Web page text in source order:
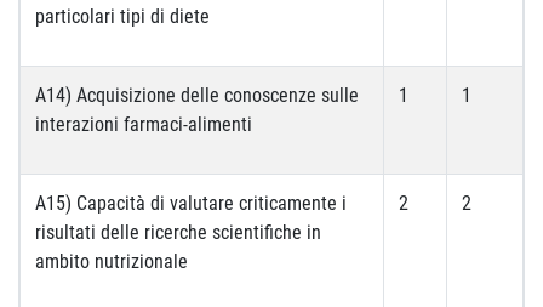
particolari tipi di diete
A14) Acquisizione delle conoscenze sulle
interazioni farmaci-alimenti
1 1
A15) Capacità di valutare criticamente i
risultati delle ricerche scientifiche in
ambito nutrizionale
2 2